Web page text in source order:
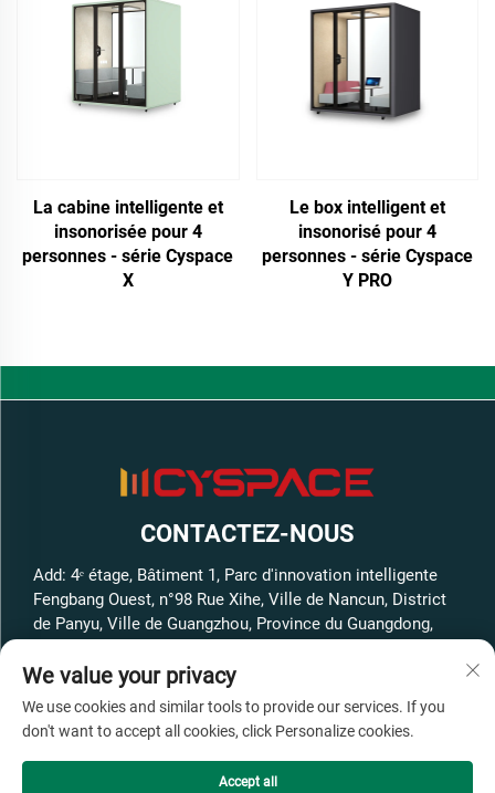
La cabine intelligente et
insonorisée pour 4
personnes - série Cyspace
X
Le box intelligent et
insonorisé pour 4
personnes - série Cyspace
Y PRO
CONTACTEZ-NOUS
Add: 4ᵉ étage, Bâtiment 1, Parc d'innovation intelligente
Fengbang Ouest, n°98 Rue Xihe, Ville de Nancun, District
de Panyu, Ville de Guangzhou, Province du Guangdong,
Tél. :+86-13316062192
Courriel :[email protected]
We value your privacy
We use cookies and similar tools to provide our services. If you
don't want to accept all cookies, click Personalize cookies.
Accept all